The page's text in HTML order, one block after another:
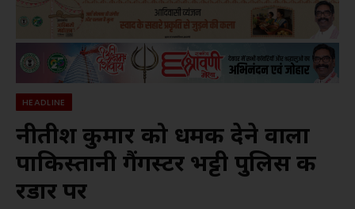
HEADLINE
नीतीश कुमार को धमकी देने वाला
पाकिस्तानी गैंगस्टर भट्टी पुलिस की
रडार पर